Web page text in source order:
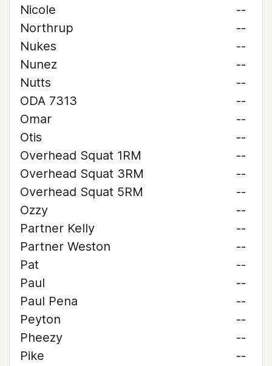
Nicole
--
Northrup
--
Nukes
--
Nunez
--
Nutts
--
ODA 7313
--
Omar
--
Otis
--
Overhead Squat 1RM
--
Overhead Squat 3RM
--
Overhead Squat 5RM
--
Ozzy
--
Partner Kelly
--
Partner Weston
--
Pat
--
Paul
--
Paul Pena
--
Peyton
--
Pheezy
--
Pike
--